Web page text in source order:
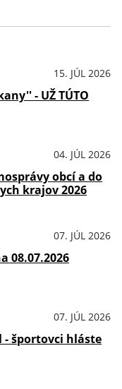
15. JÚL 2026
- UŽ TÚTO
04. JÚL 2026
obcí a do
krajov 2026
07. JÚL 2026
08.07.2026
07. JÚL 2026
- športovci hláste